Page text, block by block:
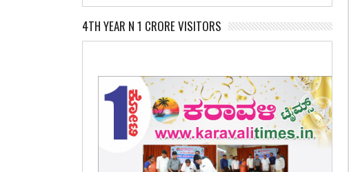
4TH YEAR N 1 CRORE VISITORS